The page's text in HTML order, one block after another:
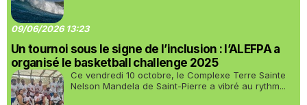
09/06/2026 13:23
Un tournoi sous le signe de l’inclusion : l’ALEFPA a
organisé le basketball challenge 2025
Ce vendredi 10 octobre, le Complexe Terre Sainte
Nelson Mandela de Saint-Pierre a vibré au rythm...